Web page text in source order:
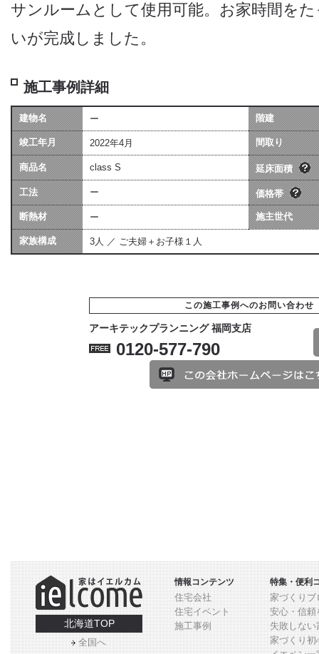
サンルームとして使用可能。お家時間を
いが完成しました。
施工事例詳細
建物名 ー 階建
竣工年月 2022年4月 間取り
商品名 class S 延床面積
坪数は会社によって
異なる場合がありま
工法 ー 価格帯
価格には、建物本体価
用（暖房工事・換気工
[照明込]・給排水工事[宅
ます。
断熱材 ー 施主世代
家族構成 3人 ／ ご夫婦＋お子様１人
この施工事例へのお問い合わせ
アーキテックプランニング 福岡支店
0120-577-790
北海道TOP
全国へ
情報コンテンツ
住宅会社
住宅イベント
施工事例
特集・便利
家づくりブ
安心・信頼
失敗しない
家づくり初